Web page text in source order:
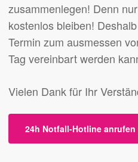
zusammenlegen! Denn
kostenlos bleiben!
Termin zum ausmessen
Tag vereinbart werden
Vielen Dank für Ihr
24h Notfall-Hotline anrufen